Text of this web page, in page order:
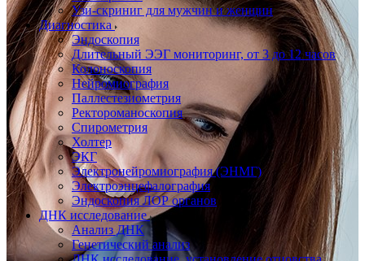
Узи-скриниг для мужчин и женщин
Диагностика
Эндоскопия
Длительный ЭЭГ мониторинг, от 3 до 12 часов
Колоноскопия
Нейромиография
Паллестезиометрия
Ректороманоскопия
Спирометрия
Холтер
ЭКГ
Электронейромиография (ЭНМГ)
Электроэнцефалография
Эндоскопия ЛОР органов
ДНК исследование
Анализ ДНК
Генетический анализ